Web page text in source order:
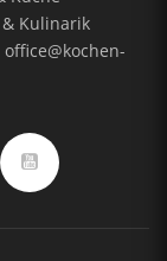
& Kulinarik
office@kochen-